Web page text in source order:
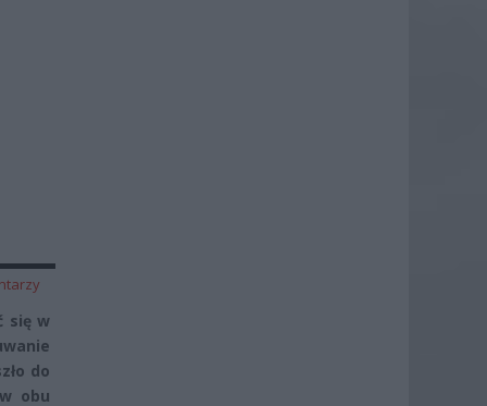
się w
do
obu